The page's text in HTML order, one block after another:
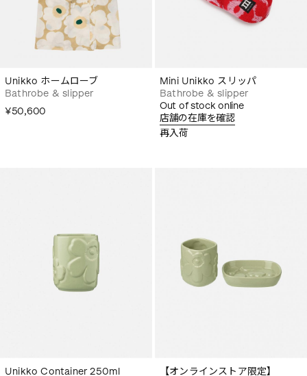
Unikko ホームローブ
Bathrobe & slipper
¥50,600
Mini Unikko スリッパ
Bathrobe & slipper
Out of stock online
店舗の在庫を確認
再入荷
Unikko Container 250ml
【オンラインストア限定】